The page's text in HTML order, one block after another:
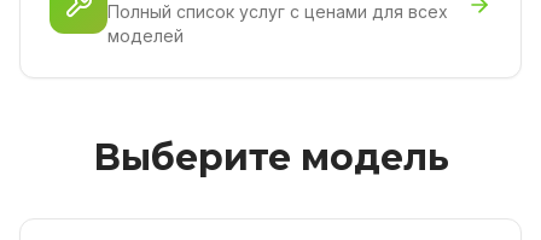
Полный список услуг с ценами для всех
моделей
Выберите модель